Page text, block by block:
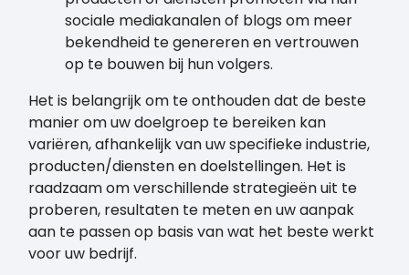
sociale mediakanalen of blogs om meer
bekendheid te genereren en vertrouwen
op te bouwen bij hun volgers.
Het is belangrijk om te onthouden dat de beste
manier om uw doelgroep te bereiken kan
variëren, afhankelijk van uw specifieke industrie,
producten/diensten en doelstellingen. Het is
raadzaam om verschillende strategieën uit te
proberen, resultaten te meten en uw aanpak
aan te passen op basis van wat het beste werkt
voor uw bedrijf.